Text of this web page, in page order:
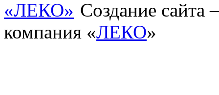
Создание сайта
компания «ЛЕКО»